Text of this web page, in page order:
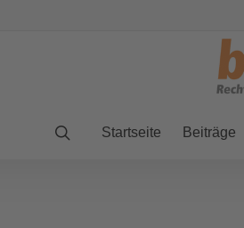
Startseite Beiträge